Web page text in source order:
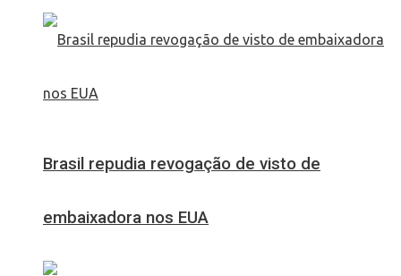
Brasil repudia revogação de visto de
embaixadora nos EUA